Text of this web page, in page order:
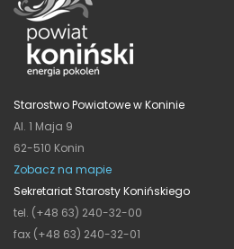
Starostwo Powiatowe w Koninie
Al. 1 Maja 9
62-510 Konin
Zobacz na mapie
Sekretariat Starosty Konińskiego
tel. (+48 63) 240-32-00
fax (+48 63) 240-32-01